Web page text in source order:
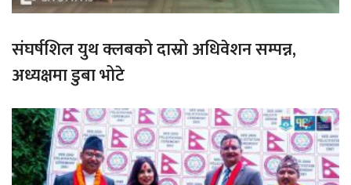
संघर्षशिल युथ क्लबको दास्रो अधिवेशन सम्पन्न,
अध्यक्षमा डुबा भोटे